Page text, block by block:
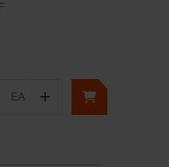
EA +